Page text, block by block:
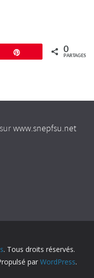
0
PARTAGES
www.snepfsu.net
. Tous droits réservés.
par WordPress.